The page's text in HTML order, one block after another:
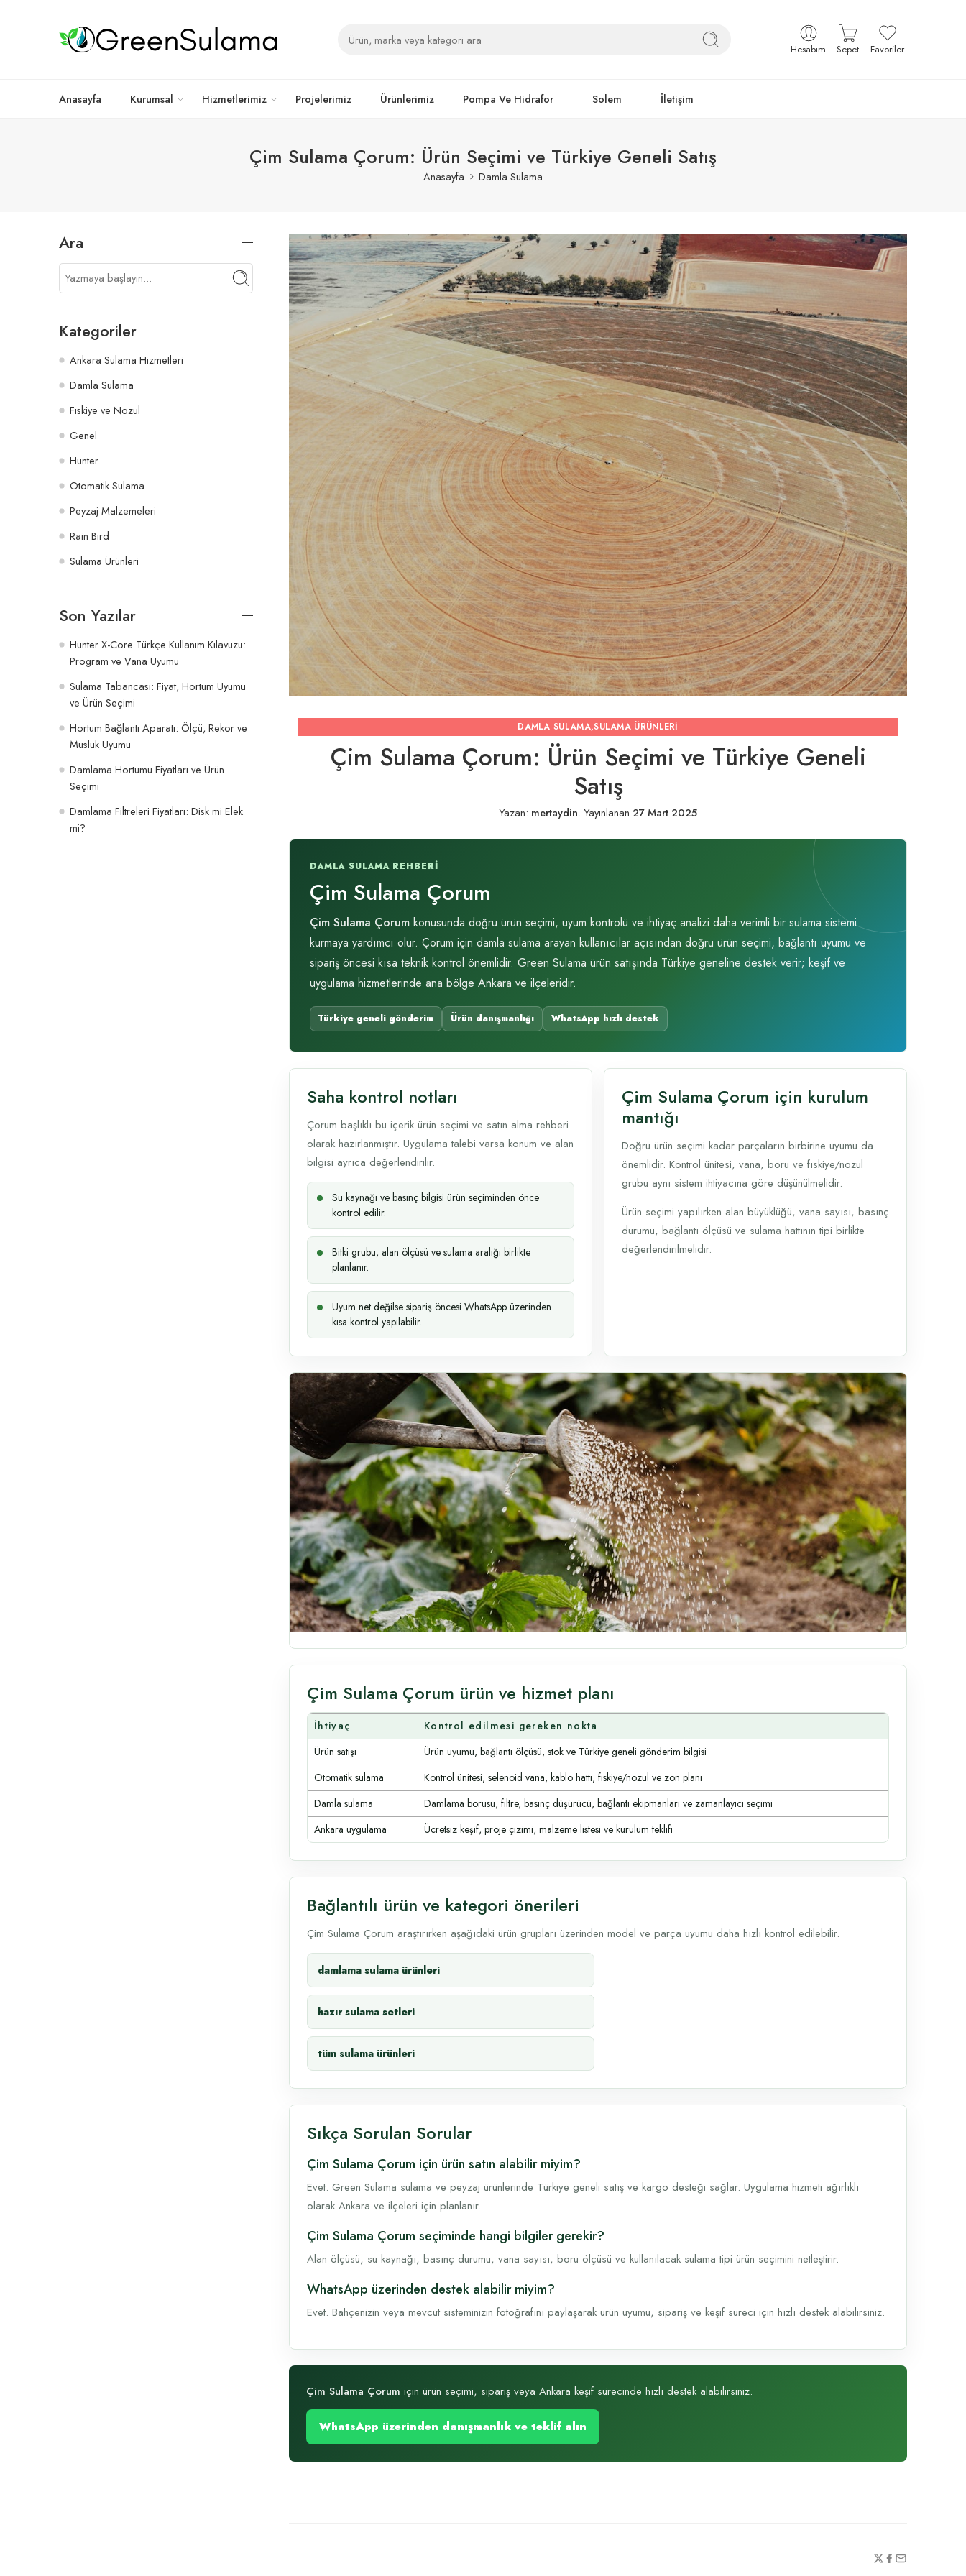
Hesabım Sepet Favoriler
Anasayfa Kurumsal Hizmetlerimiz Projelerimiz Ürünlerimiz Pompa Ve Hidrafor Solem İletişim
Çim Sulama Çorum: Ürün Seçimi ve Türkiye Geneli Satış
Anasayfa Damla Sulama
DAMLA SULAMA,SULAMA ÜRÜNLERI
Çim Sulama Çorum: Ürün Seçimi ve Türkiye Geneli
Satış
Yazan: mertaydin. Yayınlanan 27 Mart 2025
DAMLA SULAMA REHBERI
Çim Sulama Çorum
Çim Sulama Çorum konusunda doğru ürün seçimi, uyum kontrolü ve ihtiyaç analizi daha verimli bir sulama sistemi
kurmaya yardımcı olur. Çorum için damla sulama arayan kullanıcılar açısından doğru ürün seçimi, bağlantı uyumu ve
sipariş öncesi kısa teknik kontrol önemlidir. Green Sulama ürün satışında Türkiye geneline destek verir; keşif ve
uygulama hizmetlerinde ana bölge Ankara ve ilçeleridir.
Türkiye geneli gönderim Ürün danışmanlığı WhatsApp hızlı destek
Saha kontrol notları
Çorum başlıklı bu içerik ürün seçimi ve satın alma rehberi
olarak hazırlanmıştır. Uygulama talebi varsa konum ve alan
bilgisi ayrıca değerlendirilir.
Su kaynağı ve basınç bilgisi ürün seçiminden önce
kontrol edilir.
Bitki grubu, alan ölçüsü ve sulama aralığı birlikte
planlanır.
Uyum net değilse sipariş öncesi WhatsApp üzerinden
kısa kontrol yapılabilir.
Çim Sulama Çorum için kurulum
mantığı
Doğru ürün seçimi kadar parçaların birbirine uyumu da
önemlidir. Kontrol ünitesi, vana, boru ve fıskiye/nozul
grubu aynı sistem ihtiyacına göre düşünülmelidir.
Ürün seçimi yapılırken alan büyüklüğü, vana sayısı, basınç
durumu, bağlantı ölçüsü ve sulama hattının tipi birlikte
değerlendirilmelidir.
Çim Sulama Çorum ürün ve hizmet planı
İhtiyaç
Kontrol edilmesi gereken nokta
Ürün satışı
Ürün uyumu, bağlantı ölçüsü, stok ve Türkiye geneli gönderim bilgisi
Otomatik sulama
Kontrol ünitesi, selenoid vana, kablo hattı, fıskiye/nozul ve zon planı
Damla sulama
Damlama borusu, filtre, basınç düşürücü, bağlantı ekipmanları ve zamanlayıcı seçimi
Ankara uygulama
Ücretsiz keşif, proje çizimi, malzeme listesi ve kurulum teklifi
Bağlantılı ürün ve kategori önerileri
Çim Sulama Çorum araştırırken aşağıdaki ürün grupları üzerinden model ve parça uyumu daha hızlı kontrol edilebilir.
damlama sulama ürünleri
hazır sulama setleri
tüm sulama ürünleri
Sıkça Sorulan Sorular
Çim Sulama Çorum için ürün satın alabilir miyim?
Evet. Green Sulama sulama ve peyzaj ürünlerinde Türkiye geneli satış ve kargo desteği sağlar. Uygulama hizmeti ağırlıklı
olarak Ankara ve ilçeleri için planlanır.
Çim Sulama Çorum seçiminde hangi bilgiler gerekir?
Alan ölçüsü, su kaynağı, basınç durumu, vana sayısı, boru ölçüsü ve kullanılacak sulama tipi ürün seçimini netleştirir.
WhatsApp üzerinden destek alabilir miyim?
Evet. Bahçenizin veya mevcut sisteminizin fotoğrafını paylaşarak ürün uyumu, sipariş ve keşif süreci için hızlı destek alabilirsiniz.
Çim Sulama Çorum için ürün seçimi, sipariş veya Ankara keşif sürecinde hızlı destek alabilirsiniz.
WhatsApp üzerinden danışmanlık ve teklif alın
Ara
Kategoriler
Ankara Sulama Hizmetleri
Damla Sulama
Fıskiye ve Nozul
Genel
Hunter
Otomatik Sulama
Peyzaj Malzemeleri
Rain Bird
Sulama Ürünleri
Son Yazılar
Hunter X-Core Türkçe Kullanım Kılavuzu:
Program ve Vana Uyumu
Sulama Tabancası: Fiyat, Hortum Uyumu
ve Ürün Seçimi
Hortum Bağlantı Aparatı: Ölçü, Rekor ve
Musluk Uyumu
Damlama Hortumu Fiyatları ve Ürün
Seçimi
Damlama Filtreleri Fiyatları: Disk mi Elek
mi?